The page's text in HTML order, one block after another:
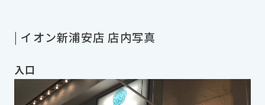
| イオン新浦安店 店内写真
入口